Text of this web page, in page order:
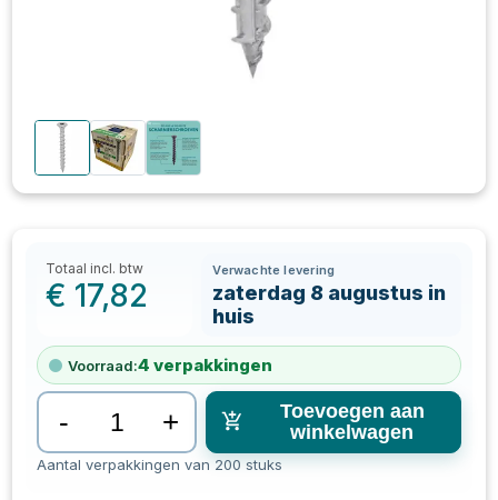
Totaal incl. btw
€ 17,82
Verwachte levering
zaterdag 8 augustus in
huis
Voorraad:4 verpakkingen
- +
Toevoegen aan
winkelwagen
Aantal verpakkingen van 200 stuks